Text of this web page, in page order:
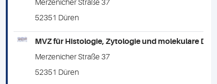
Merzenicher Straße 37
52351 Düren
MVZ für Histologie, Zytologie und molekulare
Merzenicher Straße 37
52351 Düren